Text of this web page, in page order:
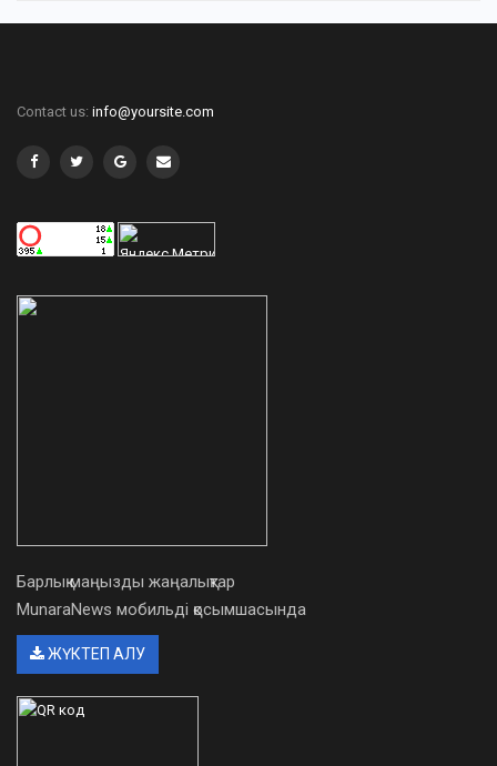
Contact us: info@yoursite.com
Барлық маңызды жаңалықтар
MunaraNews мобильді қосымшасында
ЖҮКТЕП АЛУ